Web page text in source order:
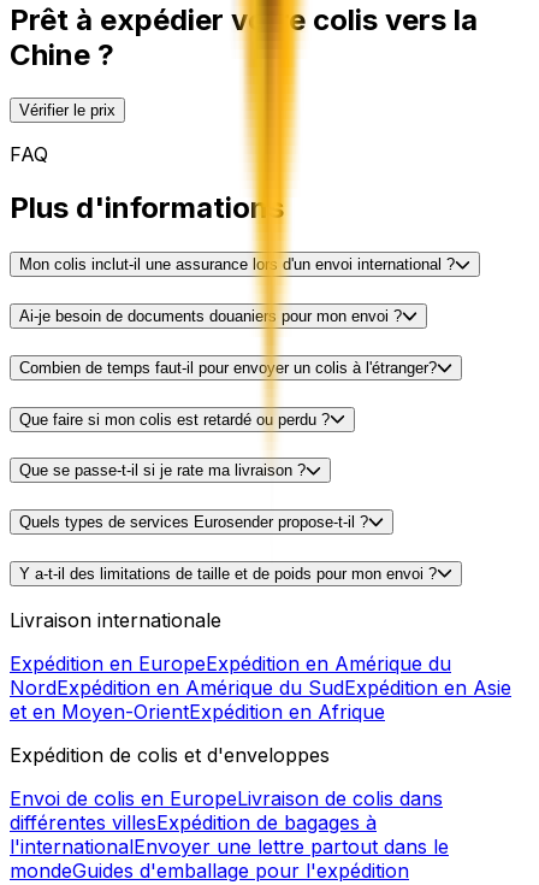
Prêt à expédier votre colis vers la
Chine ?
Vérifier le prix
FAQ
Plus d'informations
Mon colis inclut-il une assurance lors d'un envoi international ?
Ai-je besoin de documents douaniers pour mon envoi ?
Combien de temps faut-il pour envoyer un colis à l'étranger?
Que faire si mon colis est retardé ou perdu ?
Que se passe-t-il si je rate ma livraison ?
Quels types de services Eurosender propose-t-il ?
Y a-t-il des limitations de taille et de poids pour mon envoi ?
Livraison internationale
Expédition en EuropeExpédition en Amérique du
NordExpédition en Amérique du SudExpédition en Asie
et en Moyen-OrientExpédition en Afrique
Expédition de colis et d'enveloppes
Envoi de colis en EuropeLivraison de colis dans
différentes villesExpédition de bagages à
l'internationalEnvoyer une lettre partout dans le
mondeGuides d'emballage pour l'expédition